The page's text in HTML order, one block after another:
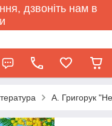
дзвоніть нам в
А. Григорук